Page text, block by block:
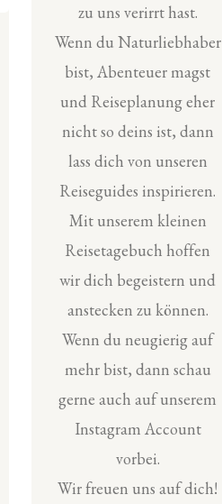
zu uns verirrt hast.
Wenn du Naturliebhaber
bist, Abenteuer magst
und Reiseplanung eher
nicht so deins ist, dann
lass dich von unseren
Reiseguides inspirieren.
Mit unserem kleinen
Reisetagebuch hoffen
wir dich begeistern und
anstecken zu können.
Wenn du neugierig auf
mehr bist, dann schau
gerne auch auf unserem
Instagram Account
vorbei.
Wir freuen uns auf dich!